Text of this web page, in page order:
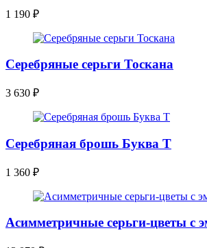
1 190 ₽
Серебряные серьги Тоскана
3 630 ₽
Серебряная брошь Буква Т
1 360 ₽
Асимметричные серьги-цветы с